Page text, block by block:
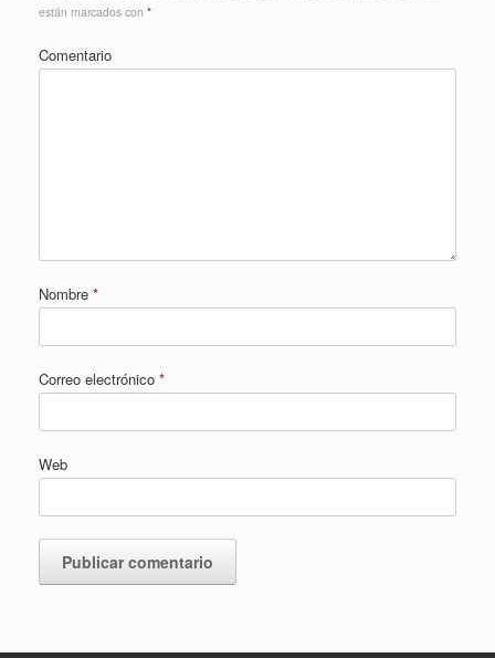
están marcados con *
Comentario
Nombre *
Correo electrónico *
Web